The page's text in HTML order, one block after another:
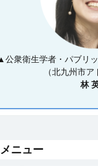
公衆衛生学者・パブリ
（北九州市ア
林
メニュー